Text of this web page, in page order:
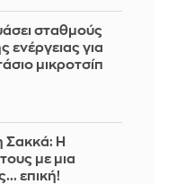
σταθμούς
ενέργειας για
μικροτσίπ
Σακκά: Η
με μια
επική!